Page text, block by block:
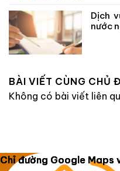
Dịch
nước
BÀI VIẾT CÙNG CHỦ
Không có bài viết liên
Copyright